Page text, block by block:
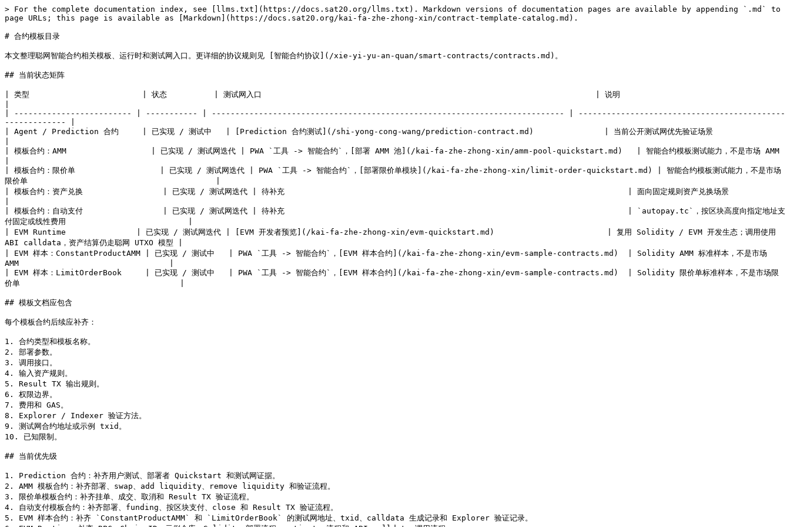
> For the complete documentation index, see [llms.txt](https://docs.sat20.org/llms.txt). Markdown versions of documentation pages are available by appending `.md` to
page URLs; this page is available as [Markdown](https://docs.sat20.org/kai-fa-zhe-zhong-xin/contract-template-catalog.md).
# 合约模板目录
本文整理聪网智能合约相关模板、运行时和测试网入口。更详细的协议规则见 [智能合约协议](/xie-yi-yu-an-quan/smart-contracts/contracts.md)。
## 当前状态矩阵
| 类型                        | 状态          | 测试网入口                                                                       | 说明
| ------------------------- | ----------- | --------------------------------------------------------------------------- | --------------------------------------------
------------- |
| Agent / Prediction 合约     | 已实现 / 测试中   | [Prediction 合约测试](/shi-yong-cong-wang/prediction-contract.md)               | 当前公开测试网优先验证场景
| 模板合约：AMM                  | 已实现 / 测试网迭代 | PWA `工具 -> 智能合约`，[部署 AMM 池](/kai-fa-zhe-zhong-xin/amm-pool-quickstart.md)   | 智能合约模板测试能力，不是市场 AMM
| 模板合约：限价单                  | 已实现 / 测试网迭代 | PWA `工具 -> 智能合约`，[部署限价单模块](/kai-fa-zhe-zhong-xin/limit-order-quickstart.md) | 智能合约模板测试能力，不是市场
限价单                                        |
| 模板合约：资产兑换                 | 已实现 / 测试网迭代 | 待补充                                                                         | 面向固定规则资产兑换场景
| 模板合约：自动支付                 | 已实现 / 测试网迭代 | 待补充                                                                         | `autopay.tc`，按区块高度向指定地址支
付固定或线性费用                          |
| EVM Runtime               | 已实现 / 测试网迭代 | [EVM 开发者预览](/kai-fa-zhe-zhong-xin/evm-quickstart.md)                        | 复用 Solidity / EVM 开发生态；调用使用
ABI calldata，资产结算仍走聪网 UTXO 模型 |
| EVM 样本：ConstantProductAMM | 已实现 / 测试中   | PWA `工具 -> 智能合约`，[EVM 样本合约](/kai-fa-zhe-zhong-xin/evm-sample-contracts.md)  | Solidity AMM 标准样本，不是市场
AMM                                |
| EVM 样本：LimitOrderBook     | 已实现 / 测试中   | PWA `工具 -> 智能合约`，[EVM 样本合约](/kai-fa-zhe-zhong-xin/evm-sample-contracts.md)  | Solidity 限价单标准样本，不是市场限
价单                                  |
## 模板文档应包含
每个模板合约后续应补齐：
1. 合约类型和模板名称。
2. 部署参数。
3. 调用接口。
4. 输入资产规则。
5. Result TX 输出规则。
6. 权限边界。
7. 费用和 GAS。
8. Explorer / Indexer 验证方法。
9. 测试网合约地址或示例 txid。
10. 已知限制。
## 当前优先级
1. Prediction 合约：补齐用户测试、部署者 Quickstart 和测试网证据。
2. AMM 模板合约：补齐部署、swap、add liquidity、remove liquidity 和验证流程。
3. 限价单模板合约：补齐挂单、成交、取消和 Result TX 验证流程。
4. 自动支付模板合约：补齐部署、funding、按区块支付、close 和 Result TX 验证流程。
5. EVM 样本合约：补齐 `ConstantProductAMM` 和 `LimitOrderBook` 的测试网地址、txid、calldata 生成记录和 Explorer 验证记录。